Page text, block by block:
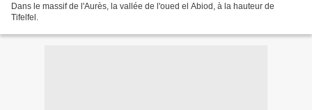
Dans le massif de l'Aurès, la vallée de l'oued el Abiod, à la hauteur de
Tifelfel.